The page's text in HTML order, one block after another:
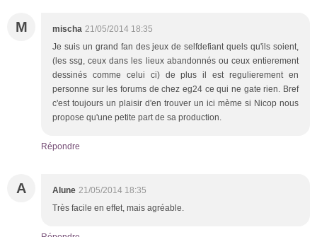
M mischa 21/05/2014 18:35
Je suis un grand fan des jeux de selfdefiant quels qu'ils soient,
(les ssg, ceux dans les lieux abandonnés ou ceux entierement
dessinés comme celui ci) de plus il est regulierement en
personne sur les forums de chez eg24 ce qui ne gate rien. Bref
c'est toujours un plaisir d'en trouver un ici mème si Nicop nous
propose qu'une petite part de sa production.
Répondre
A Alune 21/05/2014 18:35
Très facile en effet, mais agréable.